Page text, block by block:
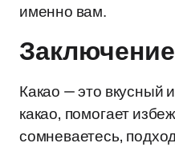
именно вам.
Заключение
Какао — это вкусный
какао, помогает
сомневаетесь,